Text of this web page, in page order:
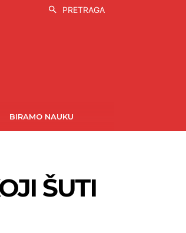
PRETRAGA
BIRAMO NAUKU
ŠUTI